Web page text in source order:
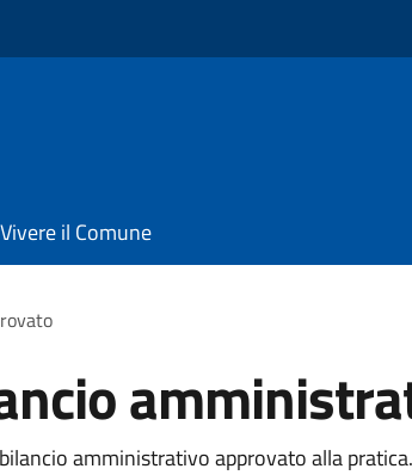
Vivere il Comune
amministrativo approvato alla pratica.